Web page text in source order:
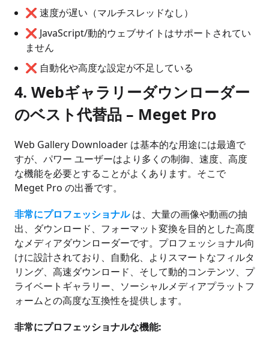
❌ 速度が遅い（マルチスレッドなし）
❌ JavaScript/動的ウェブサイトはサポートされてい
ません
❌ 自動化や高度な設定が不足している
4. Webギャラリーダウンローダー
のベスト代替品 – Meget Pro
Web Gallery Downloader は基本的な用途には最適で
すが、パワー ユーザーはより多くの制御、速度、高度
な機能を必要とすることがよくあります。そこで
Meget Pro の出番です。
非常にプロフェッショナルは、大量の画像や動画の抽
出、ダウンロード、フォーマット変換を目的とした高度
なメディアダウンローダーです。プロフェッショナル向
けに設計されており、自動化、よりスマートなフィルタ
リング、高速ダウンロード、そして動的コンテンツ、プ
ライベートギャラリー、ソーシャルメディアプラットフ
ォームとの高度な互換性を提供します。
非常にプロフェッショナルな機能: